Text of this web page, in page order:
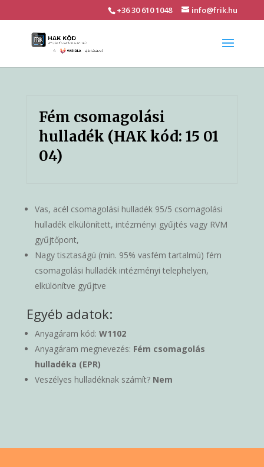
+36 30 610 1048 info@frik.hu
Fém csomagolási
hulladék (HAK kód: 15 01
04)
Vas, acél csomagolási hulladék 95/5 csomagolási
hulladék elkülönített, intézményi gyűjtés vagy RVM
gyűjtőpont,
Nagy tisztaságú (min. 95% vasfém tartalmú) fém
csomagolási hulladék intézményi telephelyen,
elkülönítve gyűjtve
Egyéb adatok:
Anyagáram kód: W1102
Anyagáram megnevezés: Fém csomagolás
hulladéka (EPR)
Veszélyes hulladéknak számít? Nem